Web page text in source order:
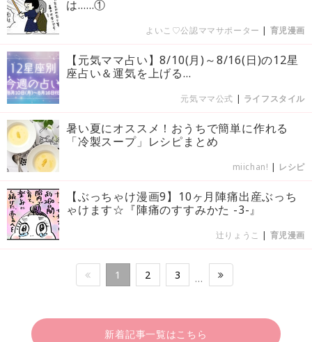
は……①
よいこ♡公認ママサポーター | 育児漫画
【元気ママ占い】8/10(月)～8/16(日)の12星
座占い＆運気を上げる...
元気ママ公式 | ライフスタイル
暑い夏にオススメ！おうちで簡単に作れる
「冷製スープ」レシピまとめ
miichan! | レシピ
【ぶっちゃけ漫画9】10ヶ月陣痛出産ぶっち
ゃけます☆『陣痛のすすみかた -3-』
辻りょうこ | 育児漫画
1 2 3 …
新着記事一覧はこちら